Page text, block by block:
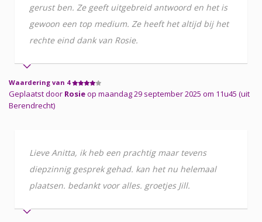
gerust ben. Ze geeft uitgebreid antwoord en het is
gewoon een top medium. Ze heeft het altijd bij het
rechte eind dank van Rosie.
Waardering van 4
Geplaatst door Rosieop maandag 29 september 2025 om 11u45 (uit
Berendrecht)
Lieve Anitta, ik heb een prachtig maar tevens
diepzinnig gesprek gehad. kan het nu helemaal
plaatsen. bedankt voor alles. groetjes Jill.